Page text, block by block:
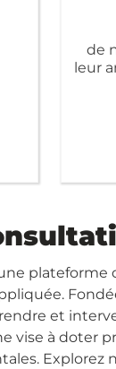
de
leur
plateforme
et
vise à doter
Explorez